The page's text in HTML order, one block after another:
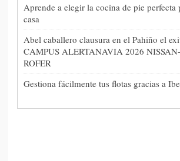
Aprende a elegir la cocina de pie perfecta
casa
Abel caballero clausura en el Pahiño el
CAMPUS ALERTANAVIA 2026
ROFER
Gestiona fácilmente tus flotas gracias a